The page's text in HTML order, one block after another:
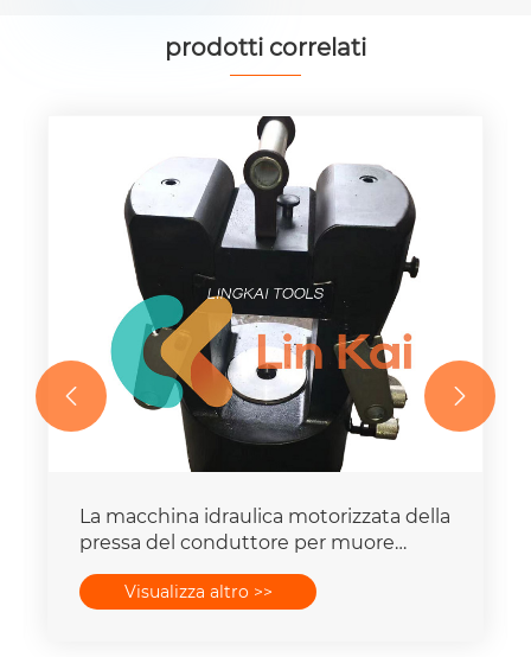
prodotti correlati
La macchina idraulica motorizzata della
pressa del conduttore per muore
400mm2 degli insiemi 25T-300T
Visualizza altro >>
 